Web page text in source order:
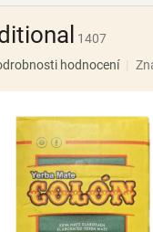
1407
hodnocení